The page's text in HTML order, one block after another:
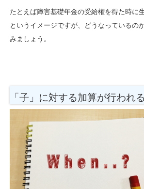
たとえば障害基礎年金の受給権を得た時に
というイメージですが、どうなっているの
みましょう。
「子」に対する加算が行われ